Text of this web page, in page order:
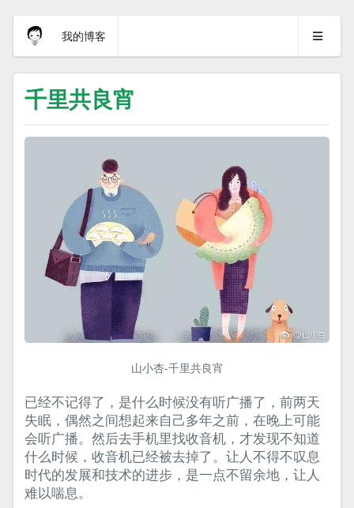
我的博客
千里共良宵
山小杏-千里共良宵
已经不记得了，是什么时候没有听广播了，前两天
失眠，偶然之间想起来自己多年之前，在晚上可能
会听广播。然后去手机里找收音机，才发现不知道
什么时候，收音机已经被去掉了。让人不得不叹息
时代的发展和技术的进步，是一点不留余地，让人
难以喘息。